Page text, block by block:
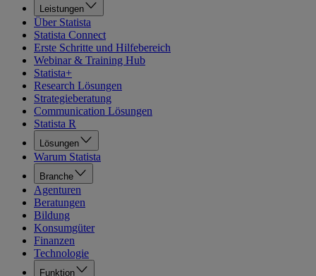
Leistungen
Über Statista
Statista Connect
Erste Schritte und Hilfebereich
Webinar & Training Hub
Statista+
Research Lösungen
Strategieberatung
Communication Lösungen
Statista R
Lösungen
Warum Statista
Branche
Agenturen
Beratungen
Bildung
Konsumgüter
Finanzen
Technologie
Funktion